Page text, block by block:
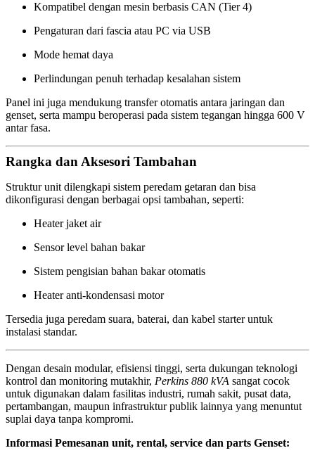
Kompatibel dengan mesin berbasis CAN (Tier 4)
Pengaturan dari fascia atau PC via USB
Mode hemat daya
Perlindungan penuh terhadap kesalahan sistem
Panel ini juga mendukung transfer otomatis antara jaringan dan
genset, serta mampu beroperasi pada sistem tegangan hingga 600 V
antar fasa.
Rangka dan Aksesori Tambahan
Struktur unit dilengkapi sistem peredam getaran dan bisa
dikonfigurasi dengan berbagai opsi tambahan, seperti:
Heater jaket air
Sensor level bahan bakar
Sistem pengisian bahan bakar otomatis
Heater anti-kondensasi motor
Tersedia juga peredam suara, baterai, dan kabel starter untuk
instalasi standar.
Dengan desain modular, efisiensi tinggi, serta dukungan teknologi
kontrol dan monitoring mutakhir, Perkins 880 kVA sangat cocok
untuk digunakan dalam fasilitas industri, rumah sakit, pusat data,
pertambangan, maupun infrastruktur publik lainnya yang menuntut
suplai daya tanpa kompromi.
Informasi Pemesanan unit, rental, service dan parts Genset: